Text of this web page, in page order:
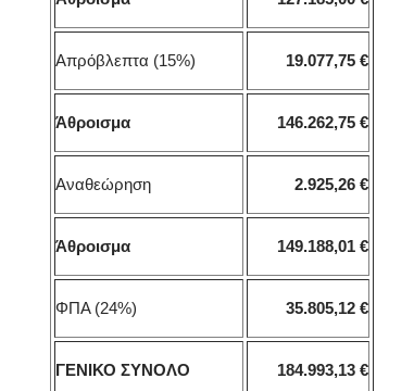
Απρόβλεπτα (15%) 19.077,75 €
Άθροισμα 146.262,75 €
Αναθεώρηση 2.925,26 €
Άθροισμα 149.188,01 €
ΦΠΑ (24%) 35.805,12 €
ΓΕΝΙΚΟ ΣΥΝΟΛΟ 184.993,13 €